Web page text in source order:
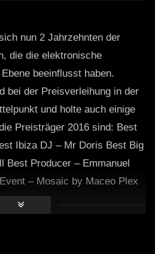
nun 2 Jahrzehnten der
die die elektronische
beeinflusst haben.
bei der Preisverleihung in der
und holte auch einige
Preisträger 2016 sind: Best
Ibiza DJ – Mr Doris Best Big
Best Producer – Emmanuel
– ​​Mosaic by Maceo Plex
– Black Coffee Best Bass –
Edge – Funktion-One